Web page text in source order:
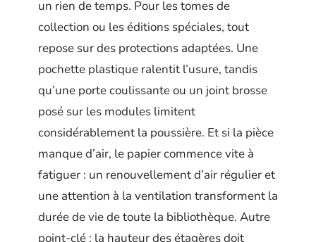
un rien de temps. Pour les tomes de
collection ou les éditions spéciales, tout
repose sur des protections adaptées. Une
pochette plastique ralentit l’usure, tandis
qu’une porte coulissante ou un joint brosse
posé sur les modules limitent
considérablement la poussière. Et si la pièce
manque d’air, le papier commence vite à
fatiguer : un renouvellement d’air régulier et
une attention à la ventilation transforment la
durée de vie de toute la bibliothèque. Autre
point-clé : la hauteur des étagères doit